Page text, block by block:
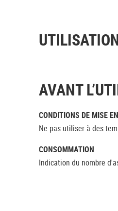
AVANT
CONDITIONS DE MISE
Ne pas utiliser à des
CONSOMMATION
Indication du nombre